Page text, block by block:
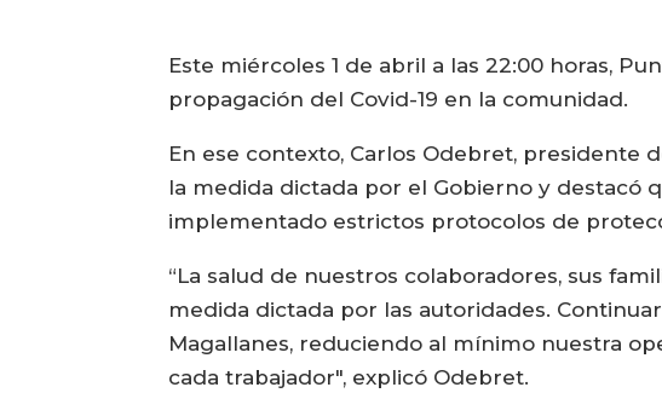
Este miércoles 1 de abril a las 22:00 horas,
propagación del Covid-19 en la comunidad.
En ese contexto, Carlos Odebret, presidente
la medida dictada por el Gobierno y destacó
implementado estrictos protocolos de
“La salud de nuestros colaboradores, sus
medida dictada por las autoridades.
Magallanes, reduciendo al mínimo nuestra
cada trabajador", explicó Odebret.